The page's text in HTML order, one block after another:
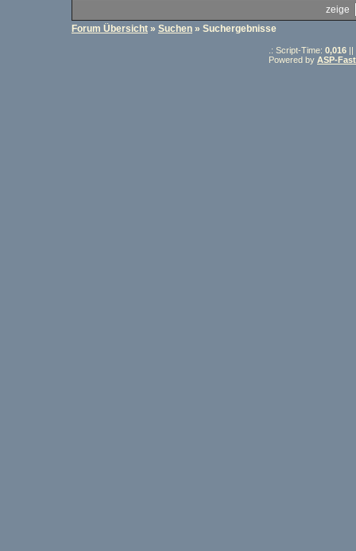
zeige
Forum Übersicht » Suchen » Suchergebnisse
.: Script-Time: 0,016 ||
Powered by ASP-